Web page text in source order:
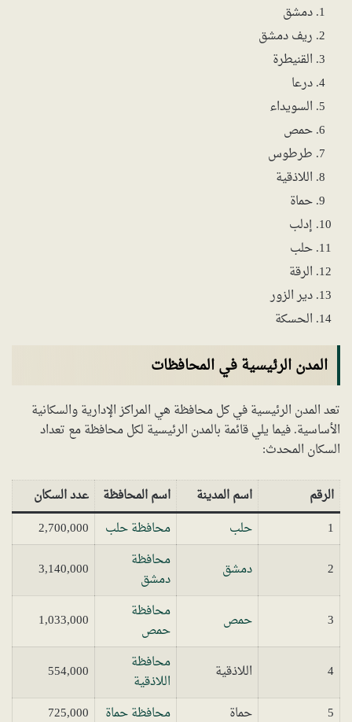
دمشق
ريف دمشق
القنيطرة
درعا
السويداء
حمص
طرطوس
اللاذقية
حماة
إدلب
حلب
الرقة
دير الزور
الحسكة
المدن الرئيسية في المحافظات
تعد المدن الرئيسية في كل محافظة هي المراكز الإدارية والسكانية
الأساسية. فيما يلي قائمة بالمدن الرئيسية لكل محافظة مع تعداد
السكان المحدث:
الرقم
اسم المدينة اسم المحافظة
عدد السكان
1
حلب محافظة حلب
2,700,000
2
دمشق
محافظة
دمشق
3,140,000
3 حمص
محافظة
حمص
1,033,000
4 اللاذقية
محافظة
اللاذقية
554,000
5
حماة محافظة حماة
725,000